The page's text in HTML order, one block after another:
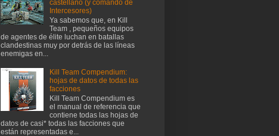
castellano (y comando de
Intercesores)
Ya sabemos que, en Kill
Team , pequeños equipos
de agentes de élite luchan en batallas
clandestinas muy por detrás de las líneas
enemigas en...
Kill Team Compendium:
hojas de datos de todas las
facciones
Kill Team Compendium es
el manual de referencia que
contiene todas las hojas de
datos de casi* todas las facciones que
están representadas e...